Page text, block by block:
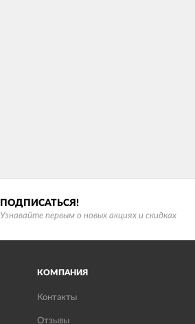
ПОДПИСАТЬСЯ!
Узнавайте первым о новых акциях и скидках
КОМПАНИЯ
Контакты
Отзывы